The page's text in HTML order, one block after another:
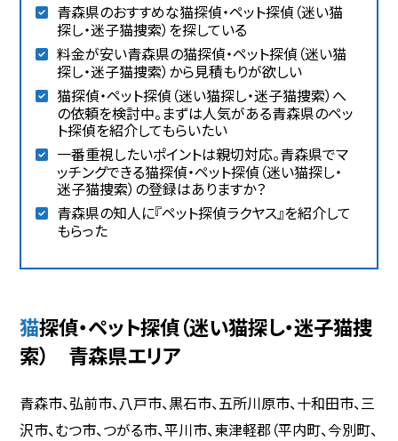
青森県のおすすめな猫探偵・ペット探偵（迷い猫
探し・迷子猫捜索）を探している
料金が安い青森県の猫探偵・ペット探偵（迷い猫
探し・迷子猫捜索）から見積もりが欲しい
猫探偵・ペット探偵（迷い猫探し・迷子猫捜索）へ
の依頼を検討中。まずは人気がある青森県のペッ
ト探偵を紹介してもらいたい
一番重視したいポイントは親切対応。青森県でマ
ッチングできる猫探偵・ペット探偵（迷い猫探し・
迷子猫捜索）の登録はありますか？
青森県の知人に『ペット探偵ラクヤス』を紹介して
もらった
猫探偵・ペット探偵（迷い猫探し・迷子猫捜
索） 青森県エリア
青森市、弘前市、八戸市、黒石市、五所川原市、十和田市、三
沢市、むつ市、つがる市、平川市、東津軽郡（平内町、今別町、